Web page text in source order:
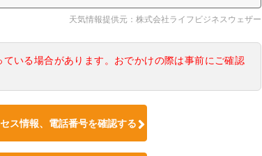
天気情報提供元：株式会社ライフビジネスウェザー
いる場合があります。おでかけの際は事前にご確認
ス情報、電話番号を確認する